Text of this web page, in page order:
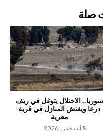
صلة
سوريا.. الاحتلال يتوغل في ريف
درعا ويفتش المنازل في قرية
معرية
5 أغسطس، 2026